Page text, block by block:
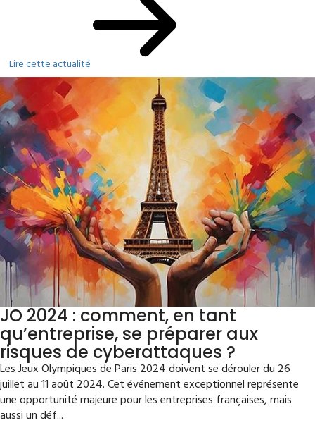
Lire cette actualité
JO 2024 : comment, en tant
qu’entreprise, se préparer aux
risques de cyberattaques ?
Les Jeux Olympiques de Paris 2024 doivent se dérouler du 26
juillet au 11 août 2024. Cet événement exceptionnel représente
une opportunité majeure pour les entreprises françaises, mais
aussi un déf...